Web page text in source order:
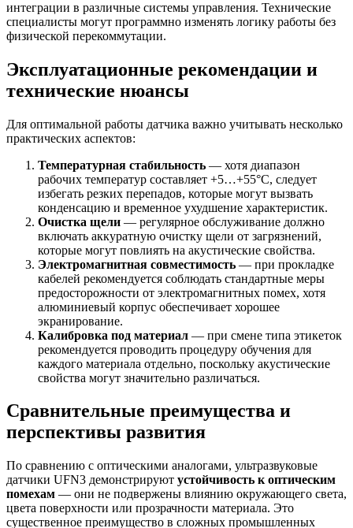
интеграции в различные системы управления. Технические
специалисты могут программно изменять логику работы без
физической перекоммутации.
Эксплуатационные рекомендации и
технические нюансы
Для оптимальной работы датчика важно учитывать несколько
практических аспектов:
Температурная стабильность — хотя диапазон
рабочих температур составляет +5…+55°C, следует
избегать резких перепадов, которые могут вызвать
конденсацию и временное ухудшение характеристик.
Очистка щели — регулярное обслуживание должно
включать аккуратную очистку щели от загрязнений,
которые могут повлиять на акустические свойства.
Электромагнитная совместимость — при прокладке
кабелей рекомендуется соблюдать стандартные меры
предосторожности от электромагнитных помех, хотя
алюминиевый корпус обеспечивает хорошее
экранирование.
Калибровка под материал — при смене типа этикеток
рекомендуется проводить процедуру обучения для
каждого материала отдельно, поскольку акустические
свойства могут значительно различаться.
Сравнительные преимущества и
перспективы развития
По сравнению с оптическими аналогами, ультразвуковые
датчики UFN3 демонстрируют устойчивость к оптическим
помехам — они не подвержены влиянию окружающего света,
цвета поверхности или прозрачности материала. Это
существенное преимущество в сложных промышленных